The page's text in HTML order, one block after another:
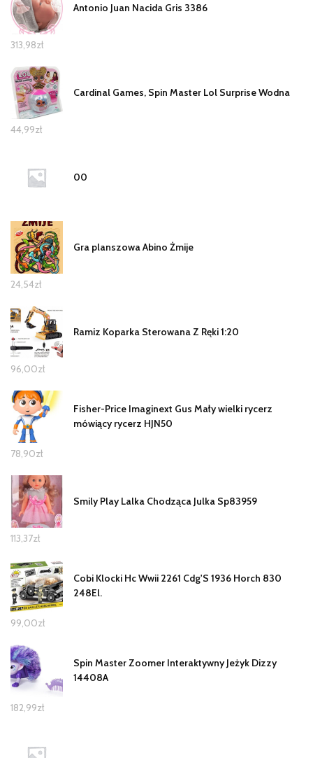
Antonio Juan Nacida Gris 3386
313,98zł
Cardinal Games, Spin Master Lol Surprise Wodna
44,99zł
00
Gra planszowa Abino Żmije
24,54zł
Ramiz Koparka Sterowana Z Ręki 1:20
96,00zł
Fisher-Price Imaginext Gus Mały wielki rycerz
mówiący rycerz HJN50
78,90zł
Smily Play Lalka Chodząca Julka Sp83959
113,37zł
Cobi Klocki Hc Wwii 2261 Cdg'S 1936 Horch 830
248El.
99,00zł
Spin Master Zoomer Interaktywny Jeżyk Dizzy
14408A
182,99zł